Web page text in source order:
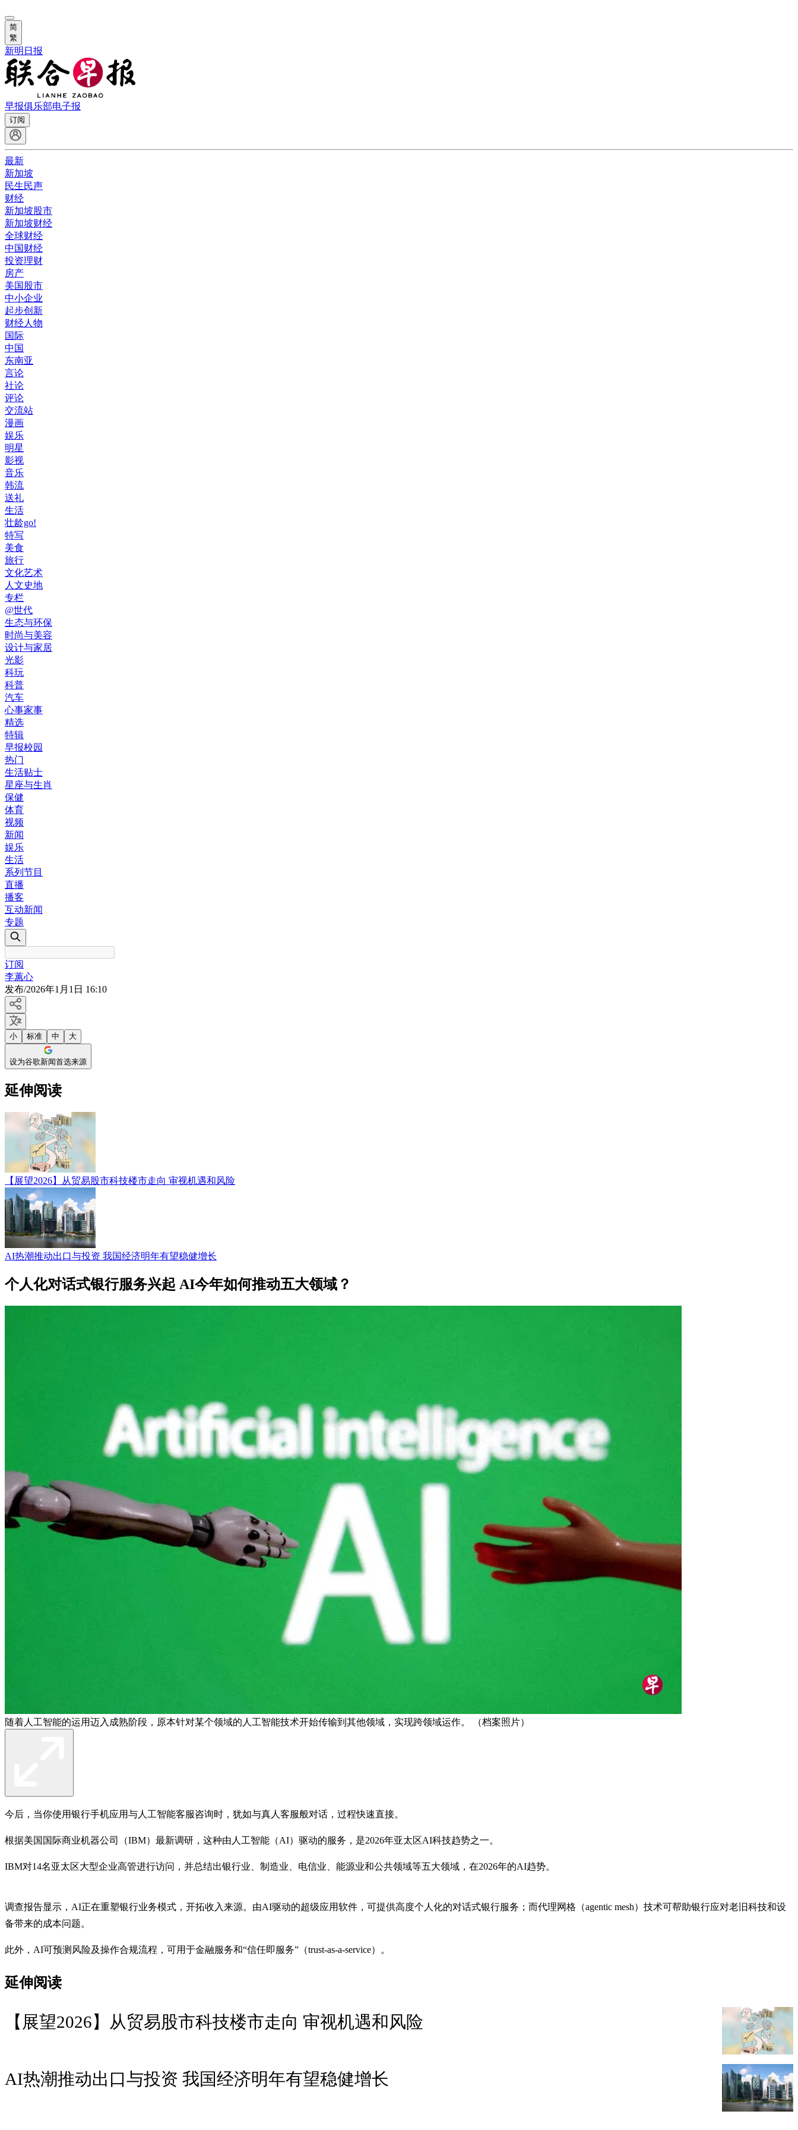
简
繁
新明日报
早报俱乐部电子报
订阅
最新
新加坡
民生民声
财经
新加坡股市
新加坡财经
全球财经
中国财经
投资理财
房产
美国股市
中小企业
起步创新
财经人物
国际
中国
东南亚
言论
社论
评论
交流站
漫画
娱乐
明星
影视
音乐
韩流
送礼
生活
壮龄go!
特写
美食
旅行
文化艺术
人文史地
专栏
@世代
生态与环保
时尚与美容
设计与家居
光影
科玩
科普
汽车
心事家事
精选
特辑
早报校园
热门
生活贴士
星座与生肖
保健
体育
视频
新闻
娱乐
生活
系列节目
直播
播客
互动新闻
专题
订阅
李蕙心
发布/2026年1月1日 16:10
小 标准 中 大
设为谷歌新闻首选来源
延伸阅读
【展望2026】从贸易股市科技楼市走向 审视机遇和风险
AI热潮推动出口与投资 我国经济明年有望稳健增长
个人化对话式银行服务兴起 AI今年如何推动五大领域？
随着人工智能的运用迈入成熟阶段，原本针对某个领域的人工智能技术开始传输到其他领域，实现跨领域运作。 （档案照片）
今后，当你使用银行手机应用与人工智能客服咨询时，犹如与真人客服般对话，过程快速直接。
根据美国国际商业机器公司（IBM）最新调研，这种由人工智能（AI）驱动的服务，是2026年亚太区AI科技趋势之一。
IBM对14名亚太区大型企业高管进行访问，并总结出银行业、制造业、电信业、能源业和公共领域等五大领域，在2026年的AI趋势。
调查报告显示，AI正在重塑银行业务模式，开拓收入来源。由AI驱动的超级应用软件，可提供高度个人化的对话式银行服务；而代理网格（agentic mesh）技术可帮助银行应对老旧科技和设
备带来的成本问题。
此外，AI可预测风险及操作合规流程，可用于金融服务和“信任即服务”（trust-as-a-service）。
延伸阅读
【展望2026】从贸易股市科技楼市走向 审视机遇和风险
AI热潮推动出口与投资 我国经济明年有望稳健增长